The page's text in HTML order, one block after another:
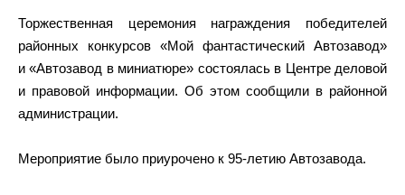
Торжественная церемония награждения победителей
районных конкурсов «Мой фантастический Автозавод»
и «Автозавод в миниатюре» состоялась в Центре деловой
и правовой информации. Об этом сообщили в районной
администрации.
Мероприятие было приурочено к 95-летию Автозавода.